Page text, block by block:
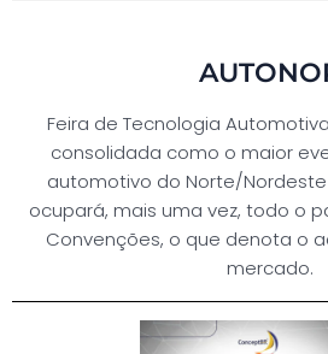
Feira de Tecnologia
consolidada como o maior
automotivo do Norte/Nordeste
ocupará, mais uma vez, todo o
Convenções, o que denota o
mercado.